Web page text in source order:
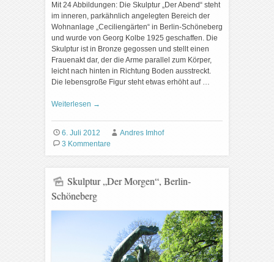
Mit 24 Abbildungen: Die Skulptur „Der Abend“ steht
im inneren, parkähnlich angelegten Bereich der
Wohnanlage „Ceciliengärten“ in Berlin-Schöneberg
und wurde von Georg Kolbe 1925 geschaffen. Die
Skulptur ist in Bronze gegossen und stellt einen
Frauenakt dar, der die Arme parallel zum Körper,
leicht nach hinten in Richtung Boden ausstreckt.
Die lebensgroße Figur steht etwas erhöht auf …
Weiterlesen →
6. Juli 2012
Andres Imhof
3 Kommentare
Skulptur „Der Morgen“, Berlin-
Schöneberg